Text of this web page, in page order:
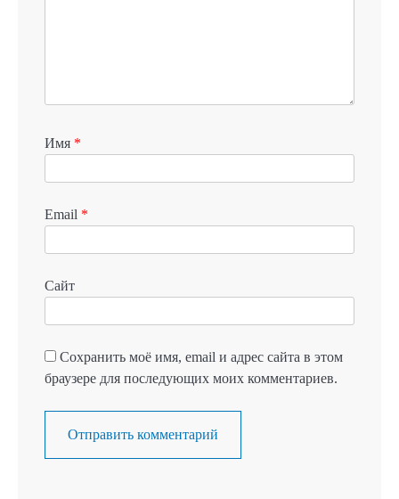
Имя *
Email *
Сайт
Сохранить моё имя, email и адрес сайта в этом
браузере для последующих моих комментариев.